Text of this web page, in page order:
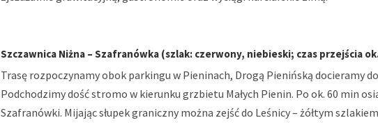
Szczawnica Niżna – Szafranówka (szlak: czerwony, niebieski; czas przejścia
Trasę rozpoczynamy obok parkingu w Pieninach, Drogą Pienińską docieramy
Podchodzimy dość stromo w kierunku grzbietu Małych Pienin. Po ok. 60 min
Szafranówki. Mijając słupek graniczny można zejść do Leśnicy – żółtym